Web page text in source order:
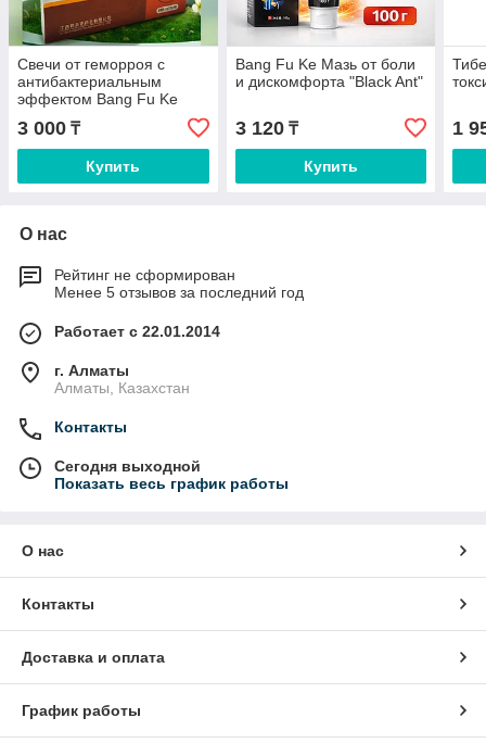
Свечи от геморроя с
антибактериальным
эффектом Bang Fu Ke
"Zhichuangyijungao", 6 шт
3 000 ₸
Купить
Bang Fu Ke Мазь от боли
и дискомфорта "Black Ant"
3 120₸
Купить
1
О нас
Рейтинг не сформирован
Менее 5 отзывов за последний год
Работает с 22.01.2014
г. Алматы
Алматы, Казахстан
Контакты
Сегодня выходной
Показать весь график работы
О нас
Контакты
Доставка и оплата
График работы